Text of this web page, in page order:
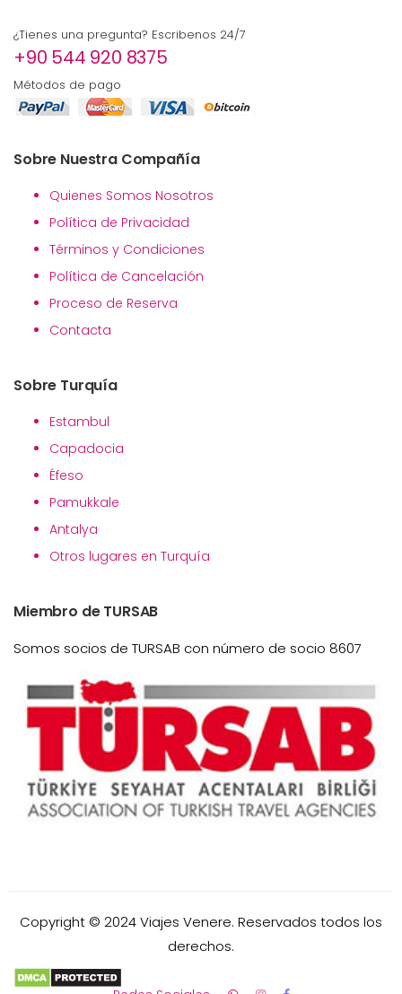
¿Tienes una pregunta? Escribenos 24/7
+90 544 920 8375
Métodos de pago
Sobre Nuestra Compañía
Quienes Somos Nosotros
Política de Privacidad
Términos y Condiciones
Política de Cancelación
Proceso de Reserva
Contacta
Sobre Turquía
Estambul
Capadocia
Éfeso
Pamukkale
Antalya
Otros lugares en Turquía
Miembro de TURSAB
Somos socios de TURSAB con número de socio 8607
Copyright © 2024 Viajes Venere. Reservados todos los
derechos.